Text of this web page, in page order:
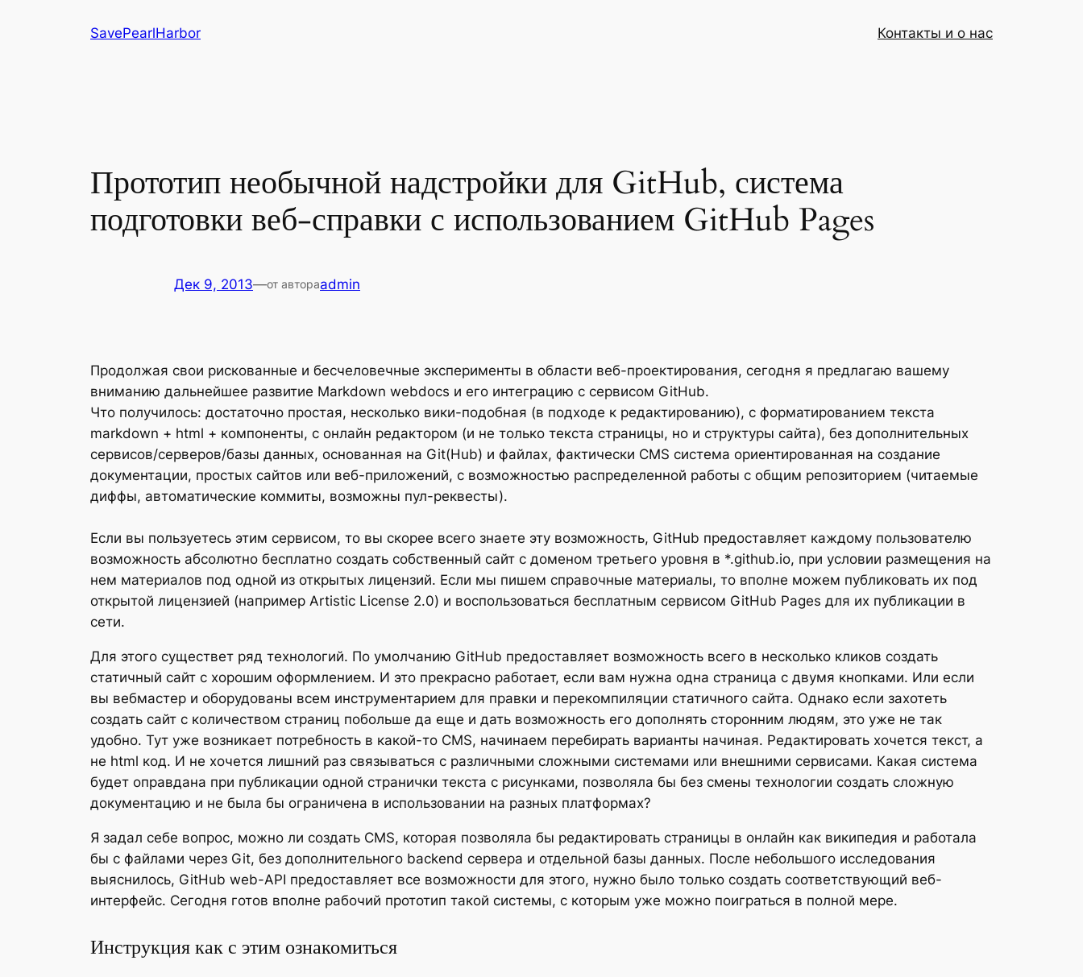
SavePearlHarbor Контакты и о нас
Прототип необычной надстройки для GitHub, система
подготовки веб-справки с использованием GitHub Pages
Дек 9, 2013—от автораadmin
Продолжая свои рискованные и бесчеловечные эксперименты в области веб-проектирования, сегодня я предлагаю вашему
вниманию дальнейшее развитие Markdown webdocs и его интеграцию с сервисом GitHub.
Что получилось: достаточно простая, несколько вики-подобная (в подходе к редактированию), с форматированием текста
markdown + html + компоненты, с онлайн редактором (и не только текста страницы, но и структуры сайта), без дополнительных
сервисов/серверов/базы данных, основанная на Git(Hub) и файлах, фактически CMS система ориентированная на создание
документации, простых сайтов или веб-приложений, с возможностью распределенной работы с общим репозиторием (читаемые
диффы, автоматические коммиты, возможны пул-реквесты).
Если вы пользуетесь этим сервисом, то вы скорее всего знаете эту возможность, GitHub предоставляет каждому пользователю
возможность абсолютно бесплатно создать собственный сайт с доменом третьего уровня в *.github.io, при условии размещения на
нем материалов под одной из открытых лицензий. Если мы пишем справочные материалы, то вполне можем публиковать их под
открытой лицензией (например Artistic License 2.0) и воспользоваться бесплатным сервисом GitHub Pages для их публикации в
сети.
Для этого существет ряд технологий. По умолчанию GitHub предоставляет возможность всего в несколько кликов создать
статичный сайт с хорошим оформлением. И это прекрасно работает, если вам нужна одна страница с двумя кнопками. Или если
вы вебмастер и оборудованы всем инструментарием для правки и перекомпиляции статичного сайта. Однако если захотеть
создать сайт с количеством страниц побольше да еще и дать возможность его дополнять сторонним людям, это уже не так
удобно. Тут уже возникает потребность в какой-то CMS, начинаем перебирать варианты начиная. Редактировать хочется текст, а
не html код. И не хочется лишний раз связываться с различными сложными системами или внешними сервисами. Какая система
будет оправдана при публикации одной странички текста с рисунками, позволяла бы без смены технологии создать сложную
документацию и не была бы ограничена в использовании на разных платформах?
Я задал себе вопрос, можно ли создать CMS, которая позволяла бы редактировать страницы в онлайн как википедия и работала
бы с файлами через Git, без дополнительного backend сервера и отдельной базы данных. После небольшого исследования
выяснилось, GitHub web-API предоставляет все возможности для этого, нужно было только создать соответствующий веб-
интерфейс. Сегодня готов вполне рабочий прототип такой системы, с которым уже можно поиграться в полной мере.
Инструкция как с этим ознакомиться